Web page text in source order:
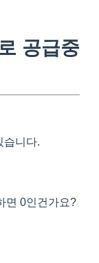
공급중
습니다.
면 0인건가요?